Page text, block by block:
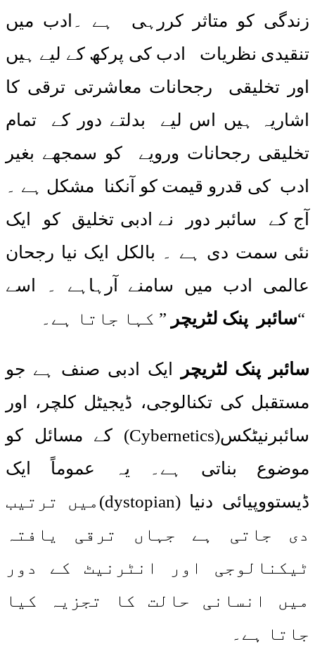
زندگی کو متاثر کررہی ہے ۔ادب میں
تنقیدی نظریات ادب کی پرکھ کے لیے ہیں
اور تخلیقی رجحانات معاشرتی ترقی کا
اشاریہ ہیں اس لیے بدلتے دور کے تمام
تخلیقی رجحانات ورویے کو سمجھے بغیر
ادب کی قدرو قیمت کو آنکنا مشکل ہے ۔
آج کے سائبر دور نے ادبی تخلیق کو ایک
نئی سمت دی ہے ۔ بالکل ایک نیا رجحان
عالمی ادب میں سامنے آرہاہے ۔ اسے
“سائبر پنک لٹریچر ” کہا جاتا ہے۔
سائبر پنک لٹریچر
ایک ادبی صنف ہے جو
مستقبل کی تکنالوجی، ڈیجیٹل کلچر، اور
سائبرنیٹکس(Cybernetics) کے مسائل کو
موضوع بناتی ہے۔ یہ عموماً ایک
ڈیستووپیائی دنیا (dystopian)میں ترتیب
دی جاتی ہے جہاں ترقی یافتہ
ٹیکنالوجی اور انٹرنیٹ کے دور
میں انسانی حالت کا تجزیہ کیا
جاتا ہے۔